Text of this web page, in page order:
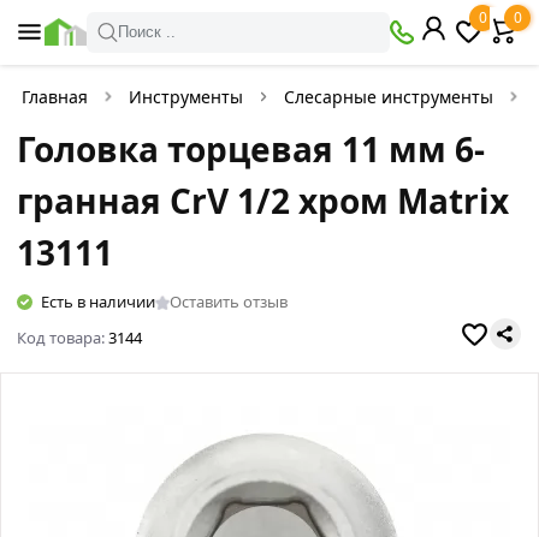
Поиск ..
0 0
Главная Инструменты Слесарные инструменты
Головка торцевая 11 мм 6-
гранная CrV 1/2 хром Matriх
13111
Есть в наличии
Оставить отзыв
Код товара:3144